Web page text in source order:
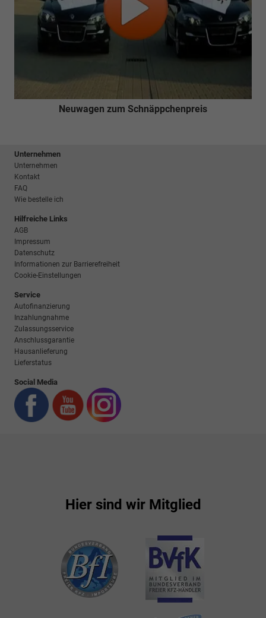
Neuwagen zum Schnäppchenpreis
Unternehmen
Unternehmen
Kontakt
FAQ
Wie bestelle ich
Hilfreiche Links
AGB
Impressum
Datenschutz
Informationen zur Barrierefreiheit
Cookie-Einstellungen
Service
Autofinanzierung
Inzahlungnahme
Zulassungsservice
Anschlussgarantie
Hausanlieferung
Lieferstatus
Social Media
Hier sind wir Mitglied